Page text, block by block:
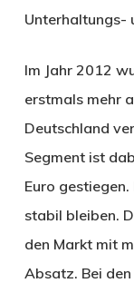
Unterhaltungs-
Im Jahr 2012
erstmals mehr
Deutschland
Segment ist
Euro
stabil bleiben.
den Markt mit
Absatz. Bei